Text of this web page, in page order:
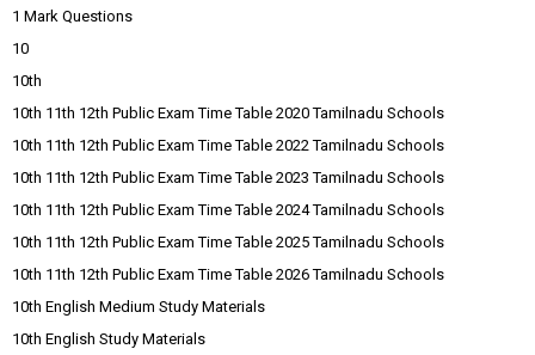
1 Mark Questions
10
10th
10th 11th 12th Public Exam Time Table 2020 Tamilnadu Schools
10th 11th 12th Public Exam Time Table 2022 Tamilnadu Schools
10th 11th 12th Public Exam Time Table 2023 Tamilnadu Schools
10th 11th 12th Public Exam Time Table 2024 Tamilnadu Schools
10th 11th 12th Public Exam Time Table 2025 Tamilnadu Schools
10th 11th 12th Public Exam Time Table 2026 Tamilnadu Schools
10th English Medium Study Materials
10th English Study Materials